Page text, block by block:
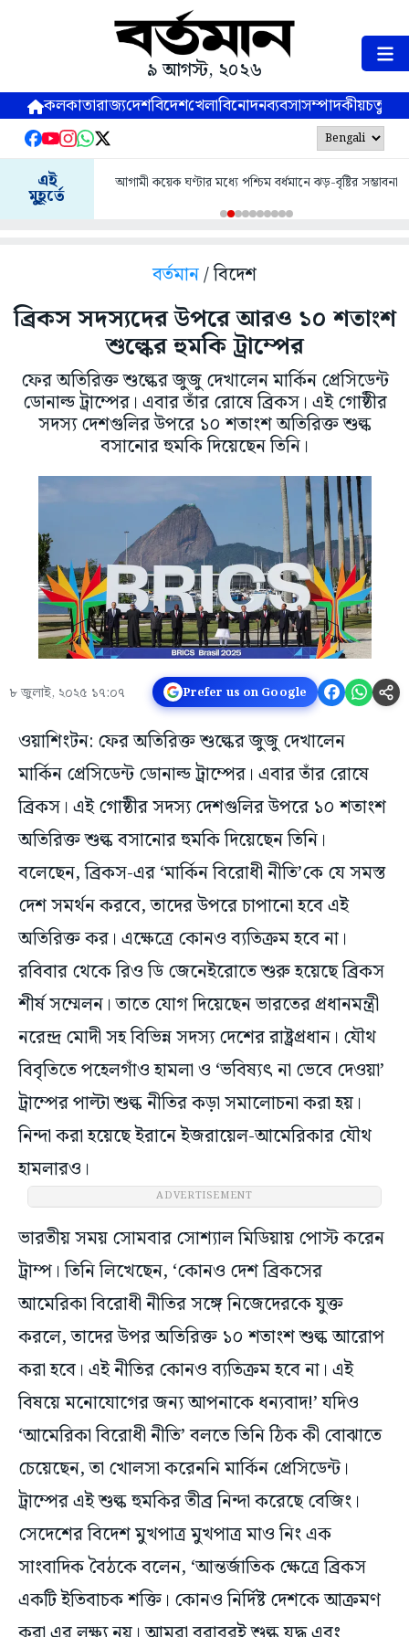
৯ আগস্ট, ২০২৬
কলকাতারাজ্যদেশবিদেশখেলাবিনোদনব্যবসাসম্পাদকীয়
এই
মুহূর্তে
আগামী কয়েক ঘণ্টার মধ্যে পশ্চিম বর্ধমানে ঝড়-বৃষ্টির সম্ভাবনা
বর্তমান/ বিদেশ
ব্রিকস সদস্যদের উপরে আরও ১০ শতাংশ
শুল্কের হুমকি ট্রাম্পের
ফের অতিরিক্ত শুল্কের জুজু দেখালেন মার্কিন প্রেসিডেন্ট
ডোনাল্ড ট্রাম্পের। এবার তাঁর রোষে ব্রিকস। এই গোষ্ঠীর
সদস্য দেশগুলির উপরে ১০ শতাংশ অতিরিক্ত শুল্ক
বসানোর হুমকি দিয়েছেন তিনি।
৮ জুলাই, ২০২৫ ১৭:০৭ Prefer us on Google
ওয়াশিংটন: ফের অতিরিক্ত শুল্কের জুজু দেখালেন
মার্কিন প্রেসিডেন্ট ডোনাল্ড ট্রাম্পের। এবার তাঁর রোষে
ব্রিকস। এই গোষ্ঠীর সদস্য দেশগুলির উপরে ১০ শতাংশ
অতিরিক্ত শুল্ক বসানোর হুমকি দিয়েছেন তিনি।
বলেছেন, ব্রিকস-এর ‘মার্কিন বিরোধী নীতি’কে যে সমস্ত
দেশ সমর্থন করবে, তাদের উপরে চাপানো হবে এই
অতিরিক্ত কর। এক্ষেত্রে কোনও ব্যতিক্রম হবে না।
রবিবার থেকে রিও ডি জেনেইরোতে শুরু হয়েছে ব্রিকস
শীর্ষ সম্মেলন। তাতে যোগ দিয়েছেন ভারতের প্রধানমন্ত্রী
নরেন্দ্র মোদী সহ বিভিন্ন সদস্য দেশের রাষ্ট্রপ্রধান। যৌথ
বিবৃতিতে পহেলগাঁও হামলা ও ‘ভবিষ্যৎ না ভেবে দেওয়া’
ট্রাম্পের পাল্টা শুল্ক নীতির কড়া সমালোচনা করা হয়।
নিন্দা করা হয়েছে ইরানে ইজরায়েল-আমেরিকার যৌথ
হামলারও।
ADVERTISEMENT
ভারতীয় সময় সোমবার সোশ্যাল মিডিয়ায় পোস্ট করেন
ট্রাম্প। তিনি লিখেছেন, ‘কোনও দেশ ব্রিকসের
আমেরিকা বিরোধী নীতির সঙ্গে নিজেদেরকে যুক্ত
করলে, তাদের উপর অতিরিক্ত ১০ শতাংশ শুল্ক আরোপ
করা হবে। এই নীতির কোনও ব্যতিক্রম হবে না। এই
বিষয়ে মনোযোগের জন্য আপনাকে ধন্যবাদ!’ যদিও
‘আমেরিকা বিরোধী নীতি’ বলতে তিনি ঠিক কী বোঝাতে
চেয়েছেন, তা খোলসা করেননি মার্কিন প্রেসিডেন্ট।
ট্রাম্পের এই শুল্ক হুমকির তীব্র নিন্দা করেছে বেজিং।
সেদেশের বিদেশ মুখপাত্র মুখপাত্র মাও নিং এক
সাংবাদিক বৈঠকে বলেন, ‘আন্তর্জাতিক ক্ষেত্রে ব্রিকস
একটি ইতিবাচক শক্তি। কোনও নির্দিষ্ট দেশকে আক্রমণ